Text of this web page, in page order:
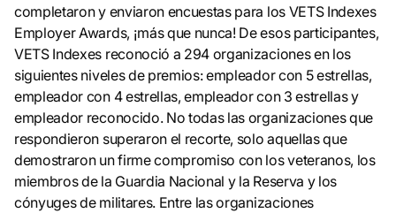
completaron y enviaron encuestas para los VETS Indexes
Employer Awards, ¡más que nunca! De esos participantes,
VETS Indexes reconoció a 294 organizaciones en los
siguientes niveles de premios: empleador con 5 estrellas,
empleador con 4 estrellas, empleador con 3 estrellas y
empleador reconocido. No todas las organizaciones que
respondieron superaron el recorte, solo aquellas que
demostraron un firme compromiso con los veteranos, los
miembros de la Guardia Nacional y la Reserva y los
cónyuges de militares. Entre las organizaciones